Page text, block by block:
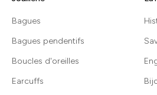
Bagues
Bagues pendentifs
Boucles d'oreilles
Earcuffs